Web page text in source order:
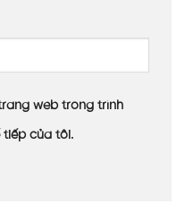
web trong trình
tiếp của tôi.